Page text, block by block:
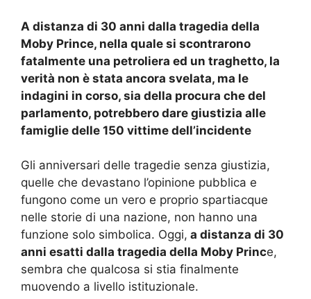
A distanza di 30 anni dalla tragedia della
Moby Prince, nella quale si scontrarono
fatalmente una petroliera ed un traghetto, la
verità non è stata ancora svelata, ma le
indagini in corso, sia della procura che del
parlamento, potrebbero dare giustizia alle
famiglie delle 150 vittime dell’incidente
Gli anniversari delle tragedie senza giustizia,
quelle che devastano l’opinione pubblica e
fungono come un vero e proprio spartiacque
nelle storie di una nazione, non hanno una
funzione solo simbolica. Oggi, a distanza di 30
anni esatti dalla tragedia della Moby Prince,
sembra che qualcosa si stia finalmente
muovendo a livello istituzionale.